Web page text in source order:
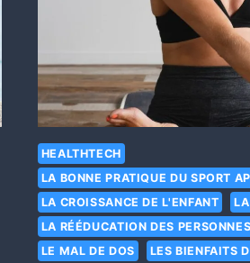
HEALTHTECH
LA BONNE PRATIQUE DU SPORT
LA CROISSANCE DE L'ENFANT
LA RÉÉDUCATION DES
LE MAL DE DOS
LES BIENFAITS